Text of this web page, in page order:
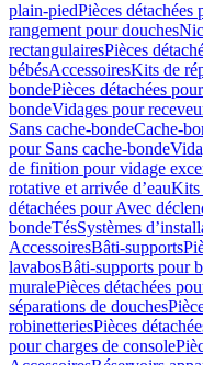
plain-piedPièces
rangement pour douches
rectangulairesPièces
bébésAccessoiresKits de
bondePièces détachées
bondeVidages pour
Sans cache-bondeCache-
pour Sans cache-bonde
de finition pour vidage
rotative et arrivée d’eauKits
détachées pour Avec
bondeTésSystèmes
AccessoiresBâti-supports
lavabosBâti-supports pour
muralePièces détachées
séparations de douches
robinetteriesPièces
pour charges de console